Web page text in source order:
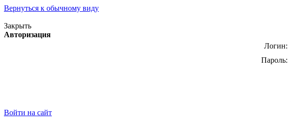
Вернуться к обычному виду
Закрыть
Авторизация
Логин:
Пароль:
Войти на сайт